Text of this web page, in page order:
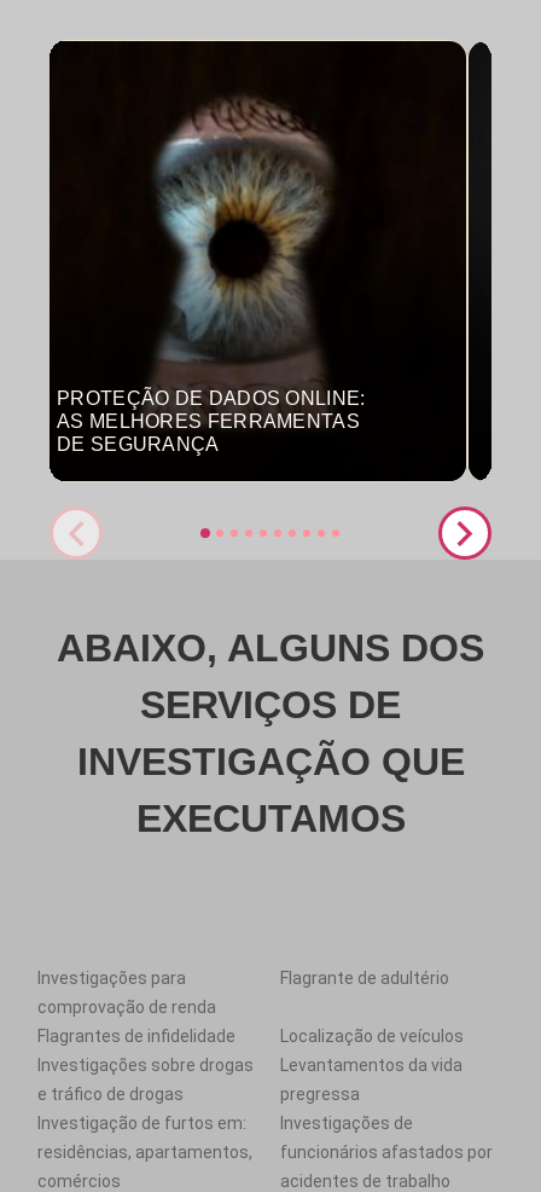
PROTEÇÃO DE DADOS ONLINE:
AS MELHORES FERRAMENTAS
DE SEGURANÇA
ABAIXO, ALGUNS DOS
SERVIÇOS DE
INVESTIGAÇÃO QUE
EXECUTAMOS
Investigações para
comprovação de renda
Flagrante de adultério
Flagrantes de infidelidade
Localização de veículos
Investigações sobre drogas
e tráfico de drogas
Levantamentos da vida
pregressa
Investigação de furtos em:
residências, apartamentos,
comércios
Investigações de
funcionários afastados por
acidentes de trabalho